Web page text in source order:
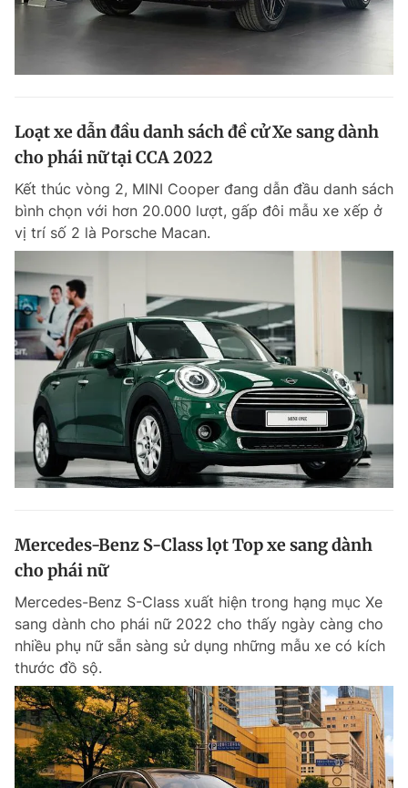
Loạt xe dẫn đầu danh sách đề cử Xe sang dành
cho phái nữ tại CCA 2022
Kết thúc vòng 2, MINI Cooper đang dẫn đầu danh sách
bình chọn với hơn 20.000 lượt, gấp đôi mẫu xe xếp ở
vị trí số 2 là Porsche Macan.
Mercedes-Benz S-Class lọt Top xe sang dành
cho phái nữ
Mercedes-Benz S-Class xuất hiện trong hạng mục Xe
sang dành cho phái nữ 2022 cho thấy ngày càng cho
nhiều phụ nữ sẵn sàng sử dụng những mẫu xe có kích
thước đồ sộ.